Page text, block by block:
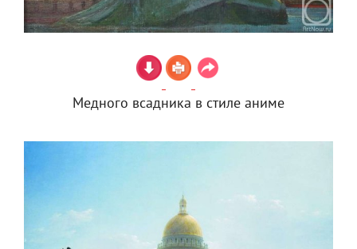
Медного всадника в стиле аниме